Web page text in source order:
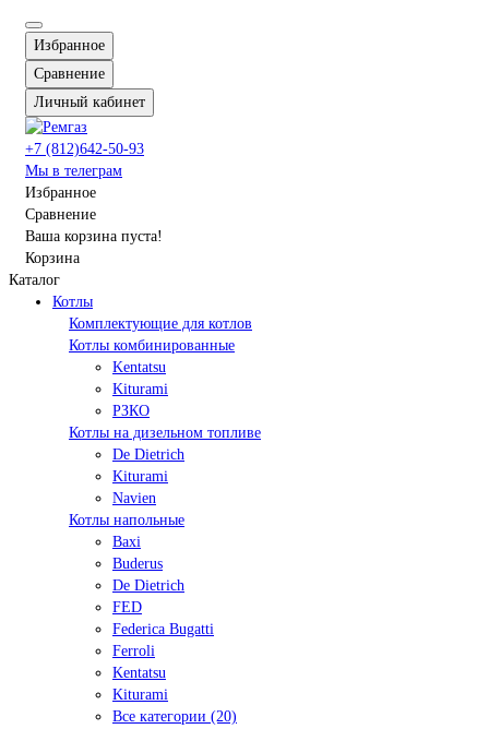
Избранное
Сравнение
Личный кабинет
+7 (812)642-50-93
Мы в телеграм
Избранное
Сравнение
Ваша корзина пуста!
Корзина
Каталог
Котлы
Комплектующие для котлов
Котлы комбинированные
Kentatsu
Kiturami
РЗКО
Котлы на дизельном топливе
De Dietrich
Kiturami
Navien
Котлы напольные
Baxi
Buderus
De Dietrich
FED
Federica Bugatti
Ferroli
Kentatsu
Kiturami
Все категории (20)